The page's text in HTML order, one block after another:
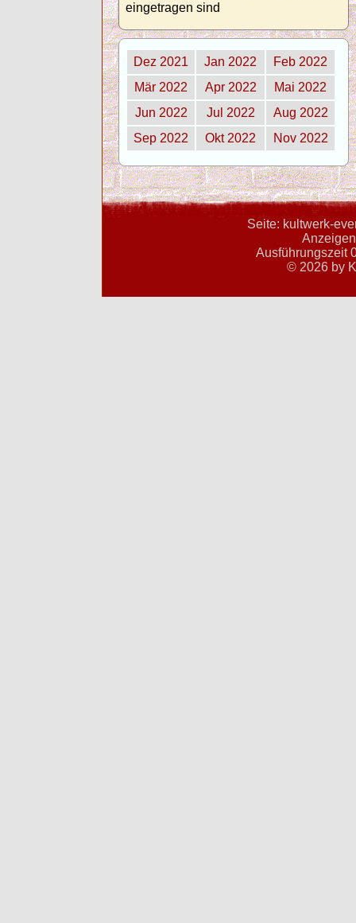
eingetragen sind
Dez 2021 Jan 2022
Feb 2022
Mär 2022
Apr 2022
Mai 2022
Jun 2022
Jul 2022
Aug 2022
Sep 2022
Okt 2022 Nov 2022
Seite: kultwerk-
Ausführungszeit
© 2026 by